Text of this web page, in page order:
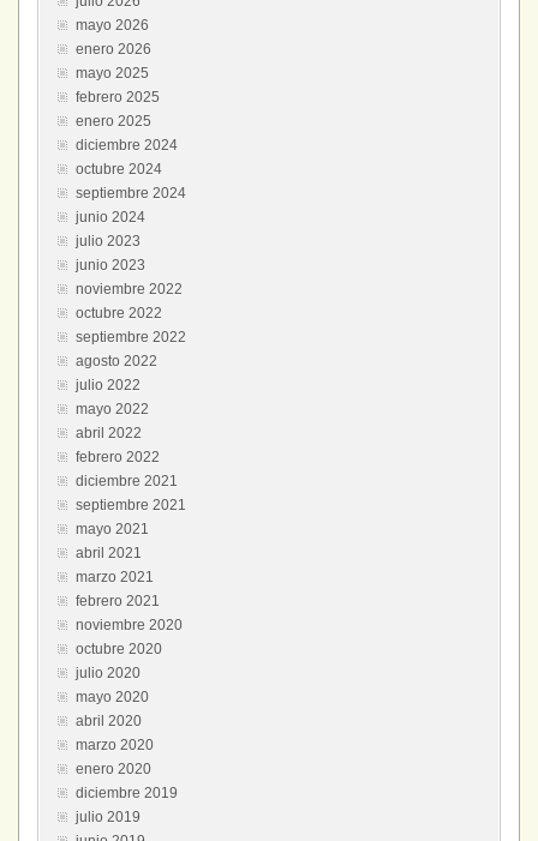
mayo 2026
enero 2026
mayo 2025
febrero 2025
enero 2025
diciembre 2024
octubre 2024
septiembre 2024
junio 2024
julio 2023
junio 2023
noviembre 2022
octubre 2022
septiembre 2022
agosto 2022
julio 2022
mayo 2022
abril 2022
febrero 2022
diciembre 2021
septiembre 2021
mayo 2021
abril 2021
marzo 2021
febrero 2021
noviembre 2020
octubre 2020
julio 2020
mayo 2020
abril 2020
marzo 2020
enero 2020
diciembre 2019
julio 2019